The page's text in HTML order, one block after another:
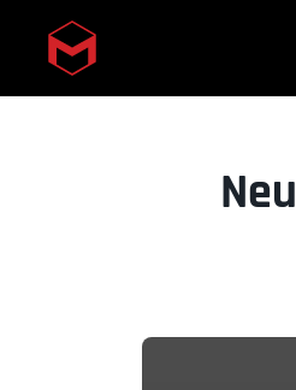
Skip to main content